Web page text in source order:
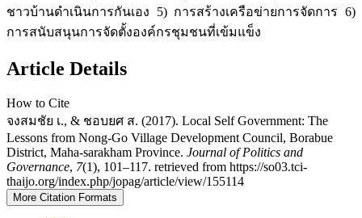
ชาวบ้านดำเนินการกันเอง 5) การสร้างเครือข่ายการจัดการ 6)
การสนับสนุนการจัดตั้งองค์กรชุมชนที่เข้มแข็ง
Article Details
How to Cite
จงสมชัย เ., & ชอบยศ ส. (2017). Local Self Government: The
Lessons from Nong-Go Village Development Council, Borabue
District, Maha-sarakham Province. Journal of Politics and
Governance, 7(1), 101–117. retrieved from https://so03.tci-
thaijo.org/index.php/jopag/article/view/155114
More Citation Formats